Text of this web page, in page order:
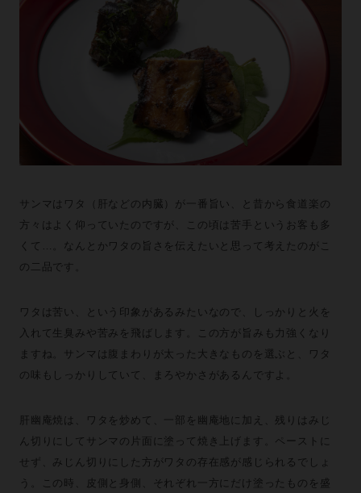
サンマはワタ（肝などの内臓）が一番旨い、と昔から食道楽の
方々はよく仰っていたのですが、この頃は苦手というお客も多
くて…。なんとかワタの旨さを伝えたいと思って考えたのがこ
の二品です。
ワタは苦い、という印象があるみたいなので、しっかりと火を
入れて生臭みや苦みを飛ばします。この方が旨みも力強くなり
ますね。サンマは腹まわりが太った大きなものを選ぶと、ワタ
の味もしっかりしていて、まろやかさがあるんですよ。
肝幽庵焼は、ワタを炒めて、一部を幽庵地に加え、残りはみじ
ん切りにしてサンマの片面に塗って焼き上げます。ペーストに
せず、みじん切りにした方がワタの存在感が感じられるでしょ
う。この時、皮側と身側、それぞれ一方にだけ塗ったものを盛